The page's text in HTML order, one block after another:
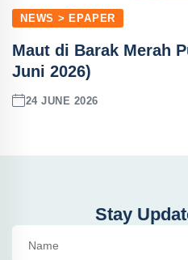
NEWS > EPAPER
Maut di Barak Merah
Juni 2026)
24 JUNE 2026
Stay